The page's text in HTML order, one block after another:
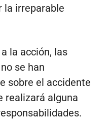
la irreparable
la acción, las
se han
sobre el accidente
realizará alguna